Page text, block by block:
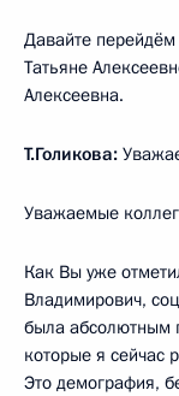
Давайте перейдём
Татьяне
Алексеевна.
Т.Голикова:
Уважаемые
Как Вы уже
Владимирович,
была абсолютным
которые я сейчас
Это демография,